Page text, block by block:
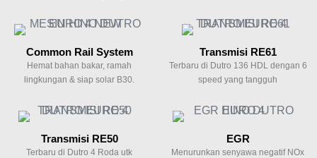
Common Rail System
Hemat bahan bakar, ramah
lingkungan & siap solar B30.
Transmisi RE61
Terbaru di Dutro 136 HDL dengan 6
speed yang tangguh
Transmisi RE50
Terbaru di Dutro 4 Roda utk
EGR
Menurunkan senyawa negatif NOx